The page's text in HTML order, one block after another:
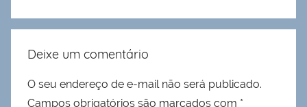
Deixe um comentário
O seu endereço de e-mail não será publicado.
Campos obrigatórios são marcados com *